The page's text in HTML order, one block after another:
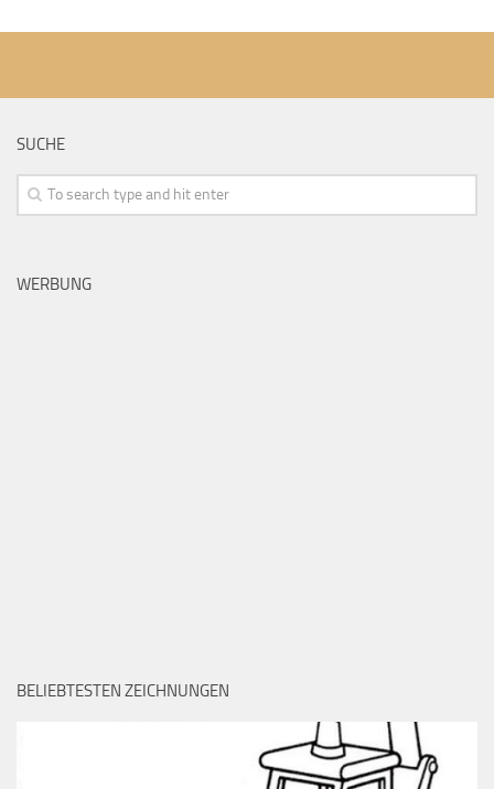
SUCHE
WERBUNG
BELIEBTESTEN ZEICHNUNGEN